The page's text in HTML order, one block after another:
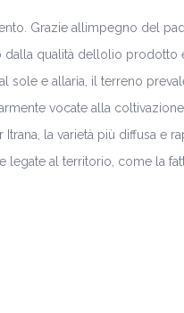
Grazie allimpegno del
dalla qualità dellolio prodotto
sole e allaria, il terreno
vocate alla coltivazione
la varietà più diffusa e
legate al territorio, come la